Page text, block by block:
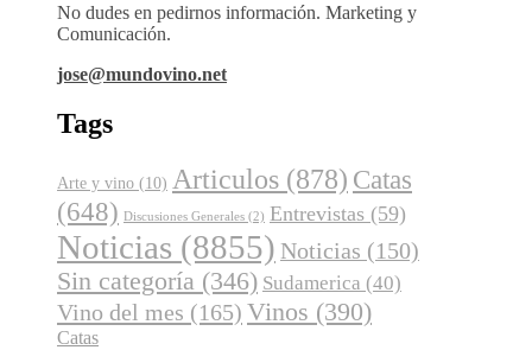
No dudes en pedirnos información. Marketing y
Comunicación.
jose@mundovino.net
Tags
Arte y vino (10) Articulos (878) Catas
(648) Discusiones Generales (2) Entrevistas (59)
Noticias (8855) Noticias (150)
Sin categoría (346) Sudamerica (40)
Vino del mes (165) Vinos (390)
Catas